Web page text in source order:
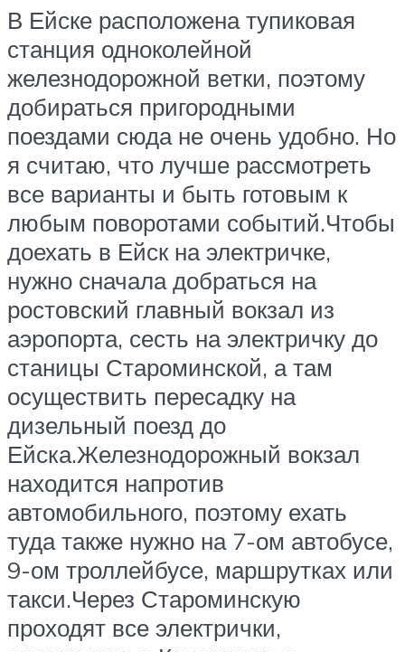
В Ейске расположена тупиковая
станция одноколейной
железнодорожной ветки, поэтому
добираться пригородными
поездами сюда не очень удобно. Но
я считаю, что лучше рассмотреть
все варианты и быть готовым к
любым поворотами событий.Чтобы
доехать в Ейск на электричке,
нужно сначала добраться на
ростовский главный вокзал из
аэропорта, сесть на электричку до
станицы Староминской, а там
осуществить пересадку на
дизельный поезд до
Ейска.Железнодорожный вокзал
находится напротив
автомобильного, поэтому ехать
туда также нужно на 7-ом автобусе,
9-ом троллейбусе, маршрутках или
такси.Через Староминскую
проходят все электрички,